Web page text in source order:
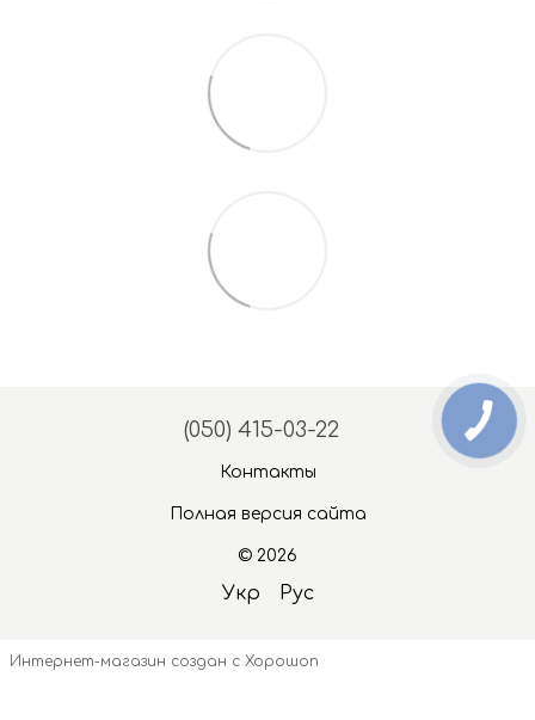
(050) 415-03-22
Контакты
Полная версия сайта
© 2026
Укр Рус
Интернет-магазин создан с Хорошоп